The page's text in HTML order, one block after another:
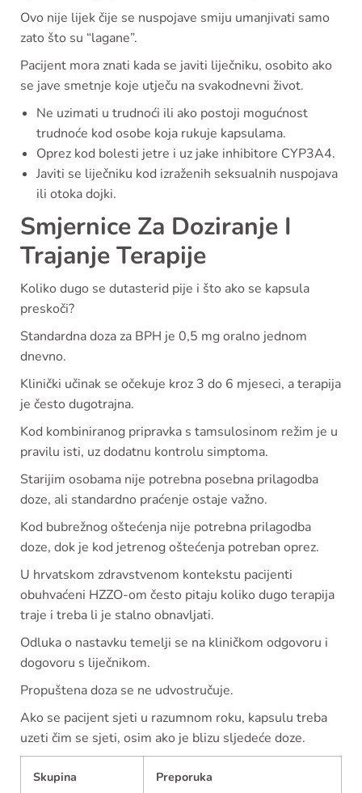
Ovo nije lijek čije se nuspojave smiju umanjivati samo
zato što su “lagane”.
Pacijent mora znati kada se javiti liječniku, osobito ako
se jave smetnje koje utječu na svakodnevni život.
Ne uzimati u trudnoći ili ako postoji mogućnost
trudnoće kod osobe koja rukuje kapsulama.
Oprez kod bolesti jetre i uz jake inhibitore CYP3A4.
Javiti se liječniku kod izraženih seksualnih nuspojava
ili otoka dojki.
Smjernice Za Doziranje I
Trajanje Terapije
Koliko dugo se dutasterid pije i što ako se kapsula
preskoči?
Standardna doza za BPH je 0,5 mg oralno jednom
dnevno.
Klinički učinak se očekuje kroz 3 do 6 mjeseci, a terapija
je često dugotrajna.
Kod kombiniranog pripravka s tamsulosinom režim je u
pravilu isti, uz dodatnu kontrolu simptoma.
Starijim osobama nije potrebna posebna prilagodba
doze, ali standardno praćenje ostaje važno.
Kod bubrežnog oštećenja nije potrebna prilagodba
doze, dok je kod jetrenog oštećenja potreban oprez.
U hrvatskom zdravstvenom kontekstu pacijenti
obuhvaćeni HZZO-om često pitaju koliko dugo terapija
traje i treba li je stalno obnavljati.
Odluka o nastavku temelji se na kliničkom odgovoru i
dogovoru s liječnikom.
Propuštena doza se ne udvostručuje.
Ako se pacijent sjeti u razumnom roku, kapsulu treba
uzeti čim se sjeti, osim ako je blizu sljedeće doze.
Skupina Preporuka